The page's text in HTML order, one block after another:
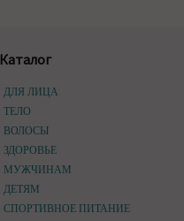
Каталог
ДЛЯ ЛИЦА
ТЕЛО
ВОЛОСЫ
ЗДОРОВЬЕ
МУЖЧИНАМ
ДЕТЯМ
СПОРТИВНОЕ ПИТАНИЕ